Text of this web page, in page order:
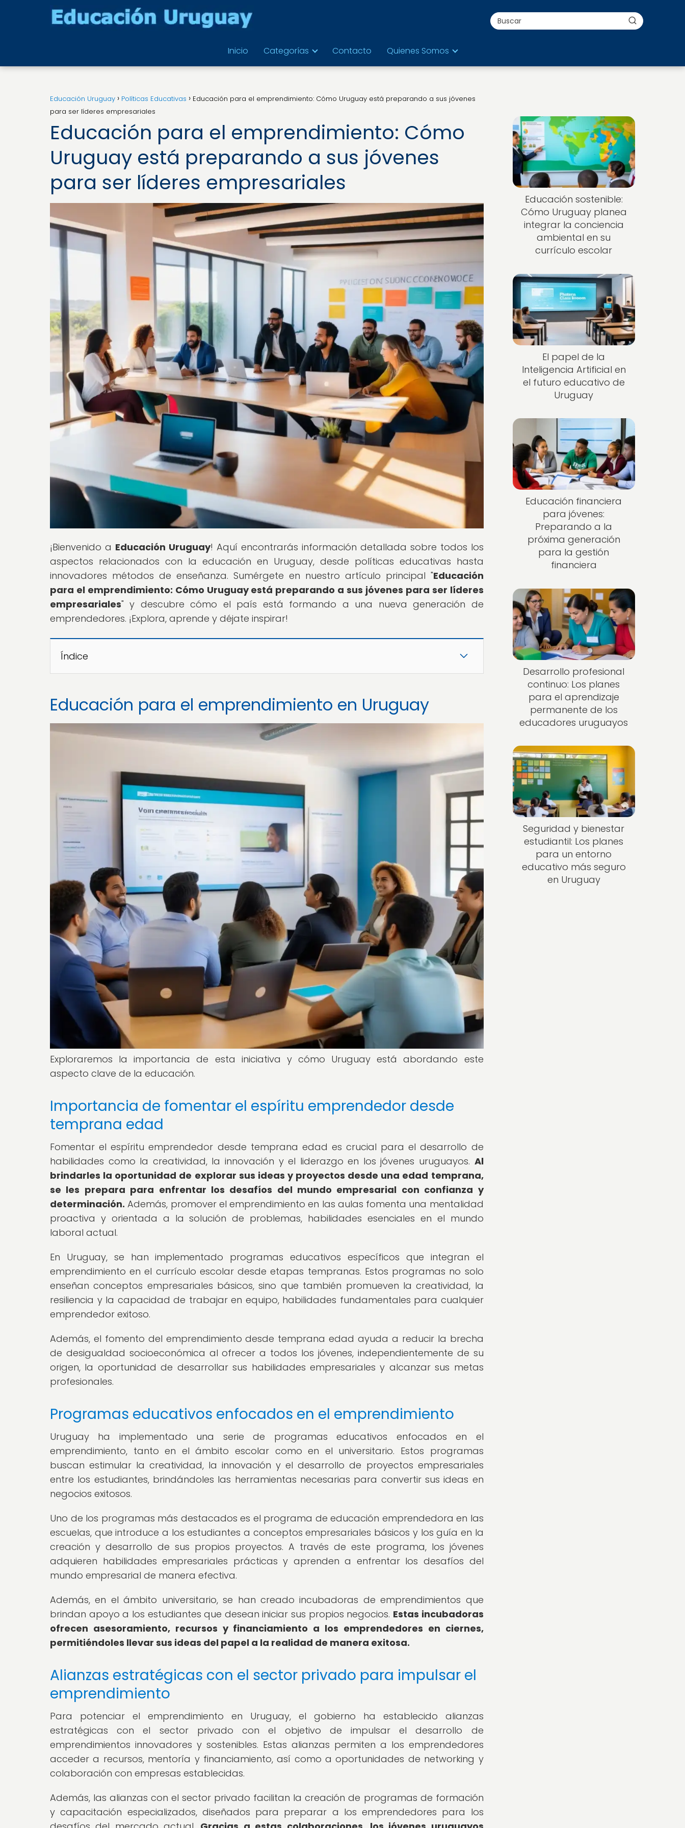
Inicio Categorías Contacto Quienes Somos
Educación Uruguay Políticas Educativas
Educación para el emprendimiento: Cómo Uruguay está preparando a sus jóvenes
para ser líderes empresariales
Educación para el emprendimiento: Cómo
Uruguay está preparando a sus jóvenes
para ser líderes empresariales
¡Bienvenido a Educación Uruguay! Aquí encontrarás información detallada sobre todos los
aspectos relacionados con la educación en Uruguay, desde políticas educativas hasta
innovadores métodos de enseñanza. Sumérgete en nuestro artículo principal "Educación
para el emprendimiento: Cómo Uruguay está preparando a sus jóvenes para ser líderes
empresariales" y descubre cómo el país está formando a una nueva generación de
emprendedores. ¡Explora, aprende y déjate inspirar!
Índice
Educación para el emprendimiento en Uruguay
Exploraremos la importancia de esta iniciativa y cómo Uruguay está abordando este
aspecto clave de la educación.
Importancia de fomentar el espíritu emprendedor desde
temprana edad
Fomentar el espíritu emprendedor desde temprana edad es crucial para el desarrollo de
habilidades como la creatividad, la innovación y el liderazgo en los jóvenes uruguayos. Al
brindarles la oportunidad de explorar sus ideas y proyectos desde una edad temprana,
se les prepara para enfrentar los desafíos del mundo empresarial con confianza y
determinación. Además, promover el emprendimiento en las aulas fomenta una mentalidad
proactiva y orientada a la solución de problemas, habilidades esenciales en el mundo
laboral actual.
En Uruguay, se han implementado programas educativos específicos que integran el
emprendimiento en el currículo escolar desde etapas tempranas. Estos programas no solo
enseñan conceptos empresariales básicos, sino que también promueven la creatividad, la
resiliencia y la capacidad de trabajar en equipo, habilidades fundamentales para cualquier
emprendedor exitoso.
Además, el fomento del emprendimiento desde temprana edad ayuda a reducir la brecha
de desigualdad socioeconómica al ofrecer a todos los jóvenes, independientemente de su
origen, la oportunidad de desarrollar sus habilidades empresariales y alcanzar sus metas
profesionales.
Programas educativos enfocados en el emprendimiento
Uruguay ha implementado una serie de programas educativos enfocados en el
emprendimiento, tanto en el ámbito escolar como en el universitario. Estos programas
buscan estimular la creatividad, la innovación y el desarrollo de proyectos empresariales
entre los estudiantes, brindándoles las herramientas necesarias para convertir sus ideas en
negocios exitosos.
Uno de los programas más destacados es el programa de educación emprendedora en las
escuelas, que introduce a los estudiantes a conceptos empresariales básicos y los guía en la
creación y desarrollo de sus propios proyectos. A través de este programa, los jóvenes
adquieren habilidades empresariales prácticas y aprenden a enfrentar los desafíos del
mundo empresarial de manera efectiva.
Además, en el ámbito universitario, se han creado incubadoras de emprendimientos que
brindan apoyo a los estudiantes que desean iniciar sus propios negocios. Estas incubadoras
ofrecen asesoramiento, recursos y financiamiento a los emprendedores en ciernes,
permitiéndoles llevar sus ideas del papel a la realidad de manera exitosa.
Alianzas estratégicas con el sector privado para impulsar el
emprendimiento
Para potenciar el emprendimiento en Uruguay, el gobierno ha establecido alianzas
estratégicas con el sector privado con el objetivo de impulsar el desarrollo de
emprendimientos innovadores y sostenibles. Estas alianzas permiten a los emprendedores
acceder a recursos, mentoría y financiamiento, así como a oportunidades de networking y
colaboración con empresas establecidas.
Además, las alianzas con el sector privado facilitan la creación de programas de formación
y capacitación especializados, diseñados para preparar a los emprendedores para los
Educación sostenible:
Cómo Uruguay planea
integrar la conciencia
ambiental en su
currículo escolar
El papel de la
Inteligencia Artificial en
el futuro educativo de
Uruguay
Educación financiera
para jóvenes:
Preparando a la
próxima generación
para la gestión
financiera
Desarrollo profesional
continuo: Los planes
para el aprendizaje
permanente de los
educadores uruguayos
Seguridad y bienestar
estudiantil: Los planes
para un entorno
educativo más seguro
en Uruguay